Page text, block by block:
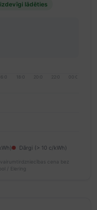
lādēties
16:00 18:00 20:00 22:00 00:00
Dārgi (> 10 c/kWh)
cena bez
/ Elering